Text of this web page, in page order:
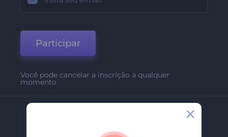
Participar
Você pode cancelar a inscrição a qualquer
momento
Sobre Nós